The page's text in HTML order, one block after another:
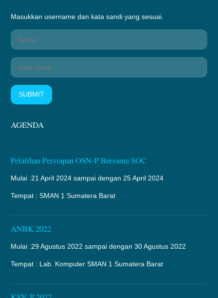
Masukkan username dan kata sandi yang sesuai.
SUBMIT
AGENDA
Pelatihan Persiapan OSN-P Bersama SOC
Mulai :21 April 2024 sampai dengan 25 April 2024
Tempat : SMAN 1 Sumatera Barat
ANBK 2022
Mulai :29 Agustus 2022 sampai dengan 30 Agustus 2022
Tempat : Lab. Komputer SMAN 1 Sumatera Barat